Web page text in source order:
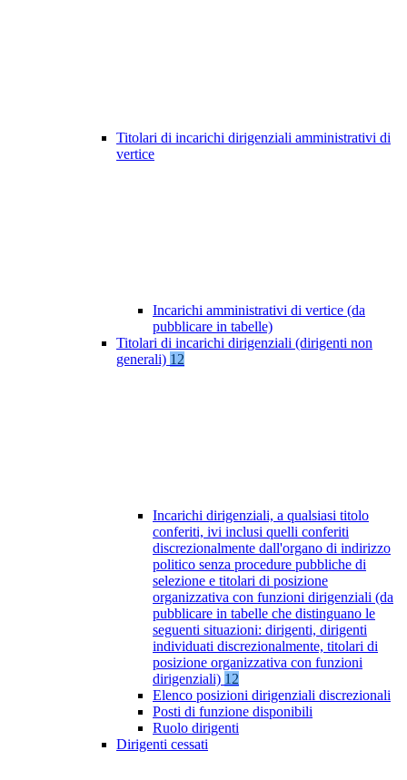
Titolari di incarichi dirigenziali amministrativi di
vertice
Incarichi amministrativi di vertice (da
pubblicare in tabelle)
Titolari di incarichi dirigenziali (dirigenti non
generali) 12
Incarichi dirigenziali, a qualsiasi titolo
conferiti, ivi inclusi quelli conferiti
discrezionalmente dall'organo di indirizzo
politico senza procedure pubbliche di
selezione e titolari di posizione
organizzativa con funzioni dirigenziali (da
pubblicare in tabelle che distinguano le
seguenti situazioni: dirigenti, dirigenti
individuati discrezionalmente, titolari di
posizione organizzativa con funzioni
dirigenziali) 12
Elenco posizioni dirigenziali discrezionali
Posti di funzione disponibili
Ruolo dirigenti
Dirigenti cessati